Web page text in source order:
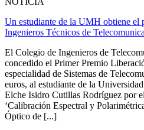
Un estudiante de la UMH obtiene el
Ingenieros Técnicos de
El Colegio de Ingenieros de
concedido el Primer Premio
especialidad de Sistemas de
euros, al estudiante de la
Elche Isidro Cutillas Rodríguez por
‘Calibración Espectral y
Óptico de [...]